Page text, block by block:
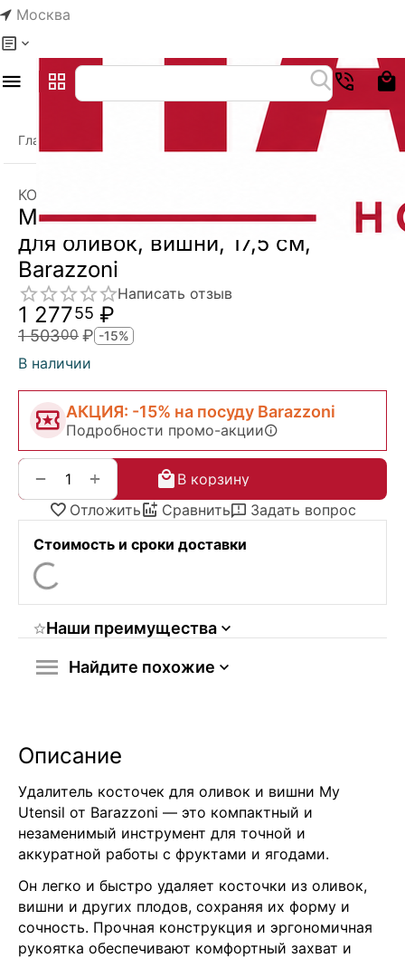
Москва
Главная / Кухонные
КОД:
My Utensil - Удалитель косточек
для оливок, вишни, 17,5 см,
Barazzoni
Написать отзыв
1 27755 ₽
1 50300 ₽ -15%
В наличии
АКЦИЯ: -15% на посуду Barazzoni
Подробности промо-акции
+
−
В корзину
Отложить
Сравнить
Задать вопрос
Стоимость и сроки доставки
Наши преимущества
Найдите похожие
Описание
Удалитель косточек для оливок и вишни My
Utensil от Barazzoni — это компактный и
незаменимый инструмент для точной и
аккуратной работы с фруктами и ягодами.
Он легко и быстро удаляет косточки из оливок,
вишни и других плодов, сохраняя их форму и
сочность. Прочная конструкция и эргономичная
рукоятка обеспечивают комфортный захват и